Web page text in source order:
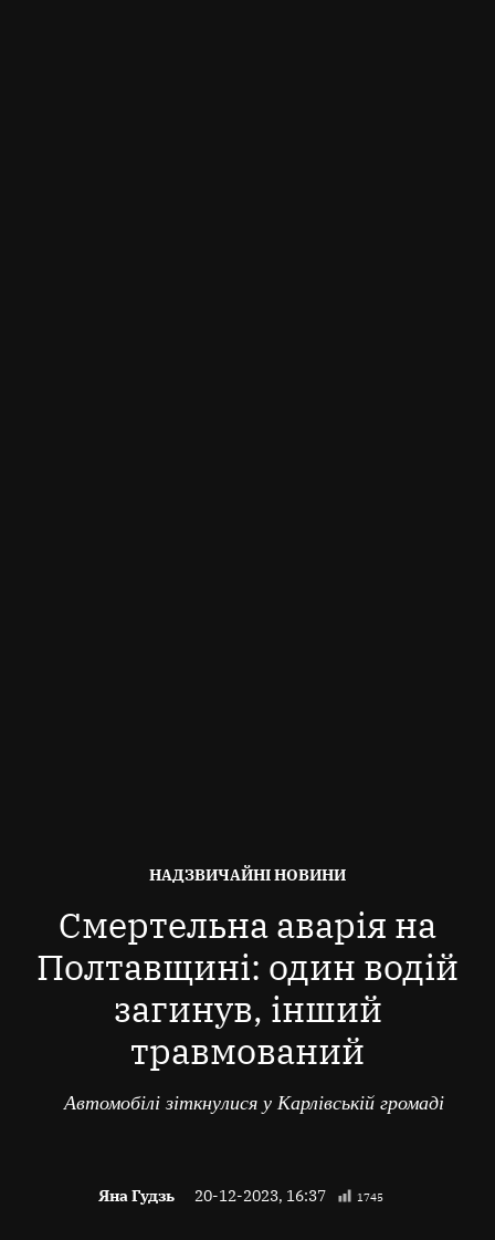
ОПУБЛІКОВАНО
НАДЗВИЧАЙНІ НОВИНИ
Смертельна аварія на
Полтавщині: один водій
загинув, інший
травмований
Автомобілі зіткнулися у Карлівській громаді
Яна Гудзь 20-12-2023, 16:37 1745